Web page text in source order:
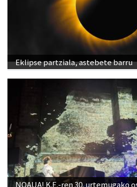
Eklipse partziala, astebete barru
NOAUA! K.E.-ren 30. urtemugako